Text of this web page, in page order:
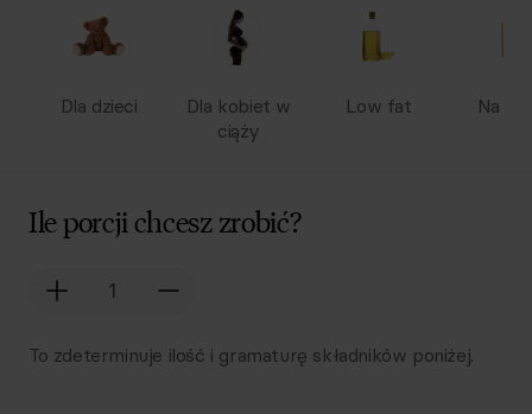
Dla dzieci
Dla kobiet w
ciąży
Low fat Na
Ile porcji chcesz zrobić?
To zdeterminuje ilość i gramaturę składników poniżej.